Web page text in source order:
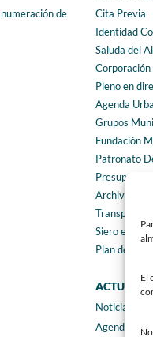
El
de
Cita Previa
Identidad
Saluda del
Pleno en
Agenda
Grupos
Fundación
Patronato
Archivo
Transparencia
Siero en
Plan de
Noticias
Agenda